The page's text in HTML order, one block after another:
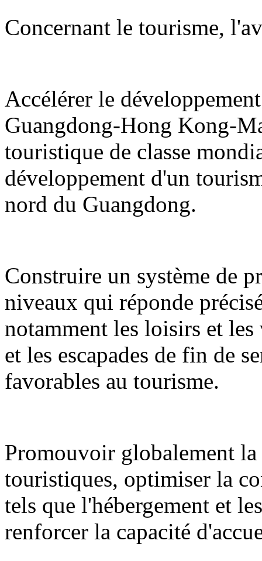
Concernant le tourisme,
Accélérer le
Guangdong-Hong Kong-
touristique de classe
développement d'un
nord du Guangdong.
Construire un système de
niveaux qui réponde
notamment les loisirs et
et les escapades de fin de
favorables au tourisme.
Promouvoir globalement
touristiques, optimiser la
tels que l'hébergement et
renforcer la capacité